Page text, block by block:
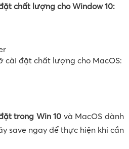
chất lượng cho Window 10:
cài đặt chất lượng cho MacOS:
trong Win 10 và MacOS dành
save ngay để thực hiện khi cần